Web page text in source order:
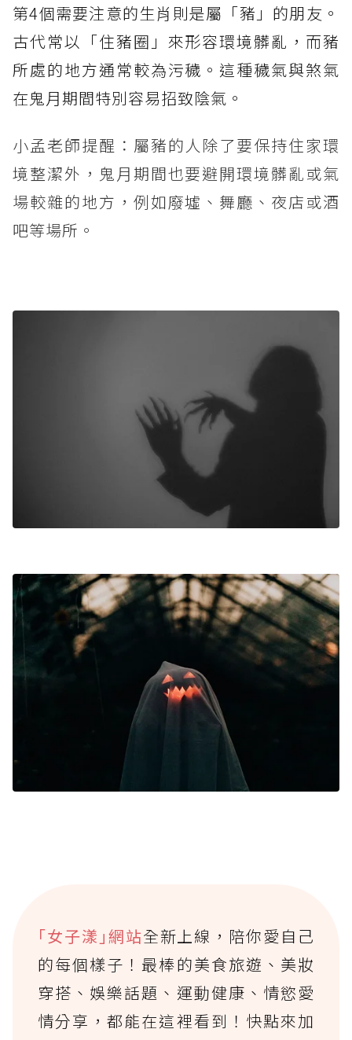
第4個需要注意的生肖則是屬「豬」的朋友。
古代常以「住豬圈」來形容環境髒亂，而豬
所處的地方通常較為污穢。這種穢氣與煞氣
在鬼月期間特別容易招致陰氣。
小孟老師提醒：屬豬的人除了要保持住家環
境整潔外，鬼月期間也要避開環境髒亂或氣
場較雜的地方，例如廢墟、舞廳、夜店或酒
吧等場所。
｢女子漾｣網站全新上線，陪你愛自己
的每個樣子！最棒的美食旅遊、美妝
穿搭、娛樂話題、運動健康、情慾愛
情分享，都能在這裡看到！快點來加